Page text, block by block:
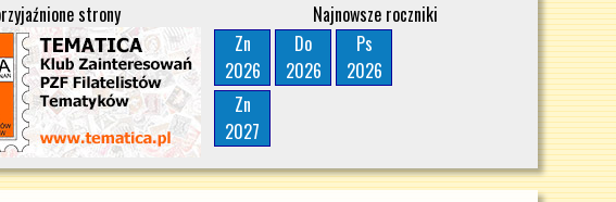
strony
Najnowsze roczniki
Zn
2026
Do
2026
Ps
2026
Zn
2027